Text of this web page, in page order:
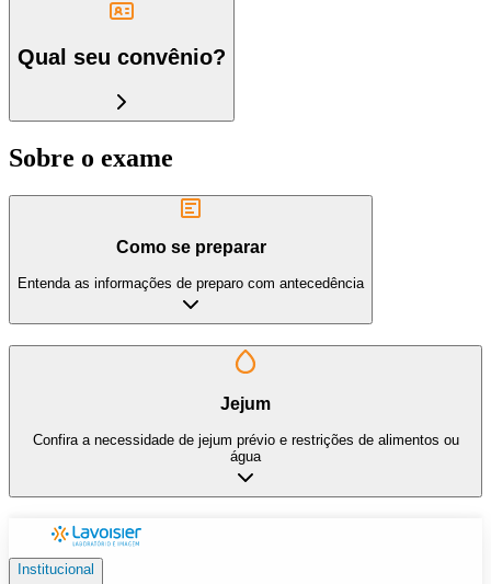
Qual seu convênio?
Sobre o exame
Como se preparar
Entenda as informações de preparo com antecedência
Jejum
Confira a necessidade de jejum prévio e restrições de alimentos ou
água
Institucional